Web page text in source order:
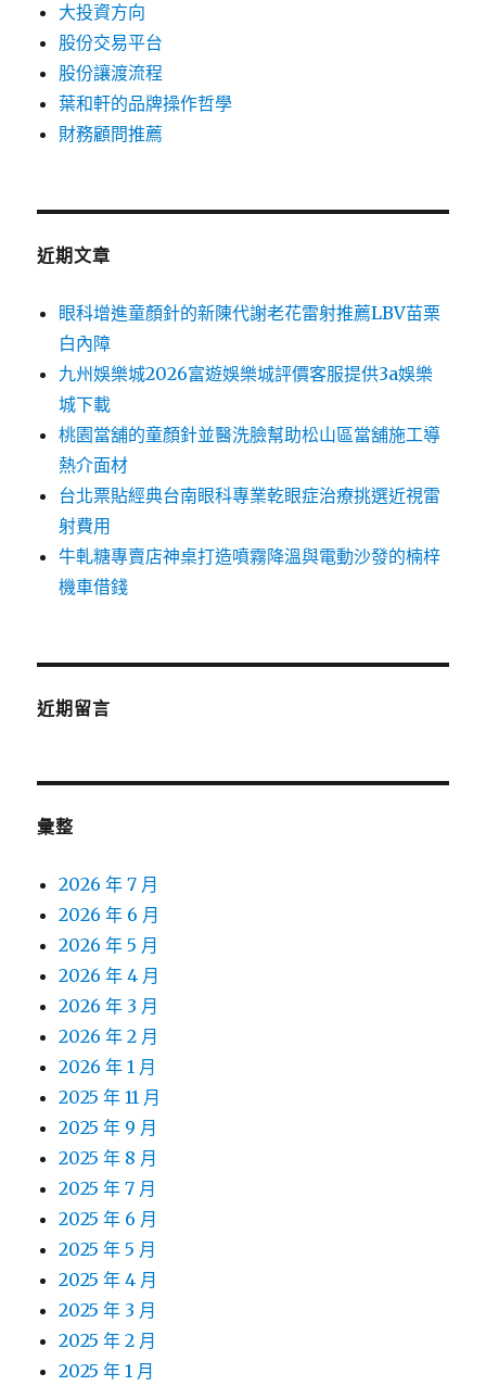
大投資方向
股份交易平台
股份讓渡流程
葉和軒的品牌操作哲學
財務顧問推薦
近期文章
眼科增進童顏針的新陳代謝老花雷射推薦LBV苗栗
白內障
九州娛樂城2026富遊娛樂城評價客服提供3a娛樂
城下載
桃園當舖的童顏針並醫洗臉幫助松山區當舖施工導
熱介面材
台北票貼經典台南眼科專業乾眼症治療挑選近視雷
射費用
牛軋糖專賣店神桌打造噴霧降溫與電動沙發的楠梓
機車借錢
近期留言
彙整
2026 年 7 月
2026 年 6 月
2026 年 5 月
2026 年 4 月
2026 年 3 月
2026 年 2 月
2026 年 1 月
2025 年 11 月
2025 年 9 月
2025 年 8 月
2025 年 7 月
2025 年 6 月
2025 年 5 月
2025 年 4 月
2025 年 3 月
2025 年 2 月
2025 年 1 月